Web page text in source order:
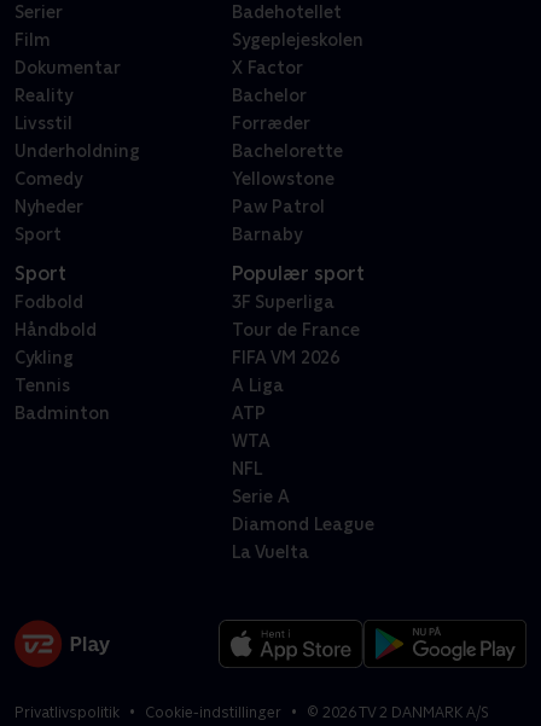
Serier
Film
Dokumentar
Reality
Livsstil
Underholdning
Comedy
Nyheder
Sport
Badehotellet
Sygeplejeskolen
X Factor
Bachelor
Forræder
Bachelorette
Yellowstone
Paw Patrol
Barnaby
Sport
Fodbold
Håndbold
Cykling
Tennis
Badminton
Populær sport
3F Superliga
Tour de France
FIFA VM 2026
A Liga
ATP
WTA
NFL
Serie A
Diamond League
La Vuelta
Privatlivspolitik Cookie-indstillinger © 2026TV 2 DANMARK A/S